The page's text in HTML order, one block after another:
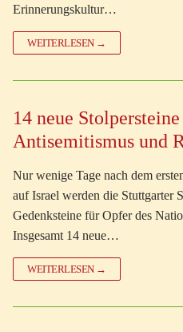
Erinnerungskultur…
WEITERLESEN →
14 neue
Antisemitismus und
Nur wenige Tage nach dem
auf Israel werden die Stuttgarter
Gedenksteine für Opfer des
Insgesamt 14 neue…
WEITERLESEN →